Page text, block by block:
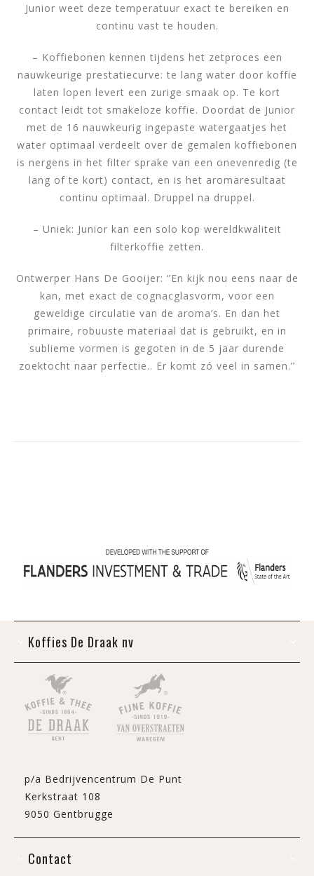
Junior weet deze temperatuur exact te bereiken en
continu vast te houden.
– Koffiebonen kennen tijdens het zetproces een
nauwkeurige prestatiecurve: te lang water door koffie
laten lopen levert een zurige smaak op. Te kort
contact leidt tot smakeloze koffie. Doordat de Junior
met de 16 nauwkeurig ingepaste watergaatjes het
water optimaal verdeelt over de gemalen koffiebonen
is nergens in het filter sprake van een onevenredig (te
lang of te kort) contact, en is het aromaresultaat
continu optimaal. Druppel na druppel.
– Uniek: Junior kan een solo kop wereldkwaliteit
filterkoffie zetten.
Ontwerper Hans De Gooijer: ‘’En kijk nou eens naar de
kan, met exact de cognacglasvorm, voor een
geweldige circulatie van de aroma’s. En dan het
primaire, robuuste materiaal dat is gebruikt, en in
sublieme vormen is gegoten in de 5 jaar durende
zoektocht naar perfectie.. Er komt zó veel in samen.’’
Koffies De Draak nv
p/a Bedrijvencentrum De Punt
Kerkstraat 108
9050 Gentbrugge
Contact